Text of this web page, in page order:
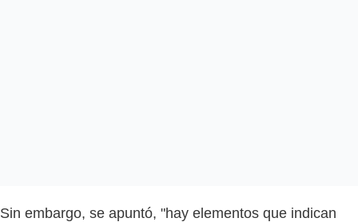
Sin embargo, se apuntó, "hay elementos que indican